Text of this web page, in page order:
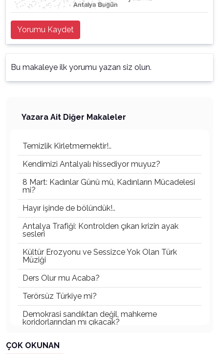
Yorumu Kaydet
Bu makaleye ilk yorumu yazan siz olun.
Yazara Ait Diğer Makaleler
Temizlik Kirletmemektir!..
Kendimizi Antalyalı hissediyor muyuz?
8 Mart: Kadınlar Günü mü, Kadınların Mücadelesi
mi?
Hayır işinde de bölündük!..
Antalya Trafiği: Kontrolden çıkan krizin ayak
sesleri
Kültür Erozyonu ve Sessizce Yok Olan Türk
Müziği
Ders Olur mu Acaba?
Terörsüz Türkiye mi?
Demokrasi sandıktan değil, mahkeme
koridorlarından mı çıkacak?
Gazetecinin kaderi!..
ÇOK OKUNAN